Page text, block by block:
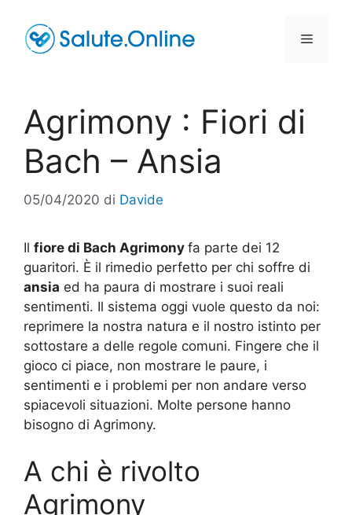
contenuto
Menu
Agrimony : Fiori di
Bach – Ansia
05/04/2020 di Davide
Il fiore di Bach Agrimony fa parte dei 12
guaritori. È il rimedio perfetto per chi soffre di
ansia ed ha paura di mostrare i suoi reali
sentimenti. Il sistema oggi vuole questo da noi:
reprimere la nostra natura e il nostro istinto per
sottostare a delle regole comuni. Fingere che il
gioco ci piace, non mostrare le paure, i
sentimenti e i problemi per non andare verso
spiacevoli situazioni. Molte persone hanno
bisogno di Agrimony.
A chi è rivolto
Agrimony